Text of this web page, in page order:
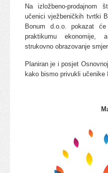
Na izložbeno-prodajnom
učenici vježbeničkih tvrtki
Bonum d.o.o. pokazat
praktikumu ekonomije,
strukovno obrazovanje
Planiran je i posjet
kako bismo privukli učenike